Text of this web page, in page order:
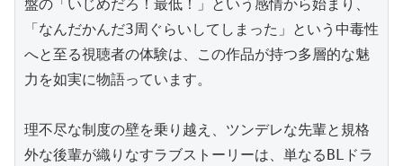
盤の「いじめだろ！最低！」という感情から始まり、
「なんだかんだ3周ぐらいしてしまった」という中毒性
へと至る視聴者の体験は、この作品が持つ多層的な魅
力を如実に物語っています。
理不尽な制度の壁を乗り越え、ツンデレな先輩と規格
外な後輩が織りなすラブストーリーは、単なるBLドラ